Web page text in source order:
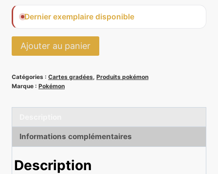
Dernier exemplaire disponible
quantité
de
151/132
PCA
Ajouter au panier
Catégories : Cartes gradées, Produits pokémon
Marque : Pokémon
Informations complémentaires
Description